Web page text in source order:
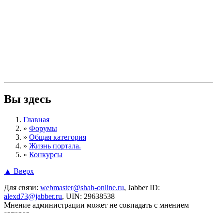
Вы здесь
Главная
» Форумы
» Общая категория
» Жизнь портала.
» Конкурсы
▲ Вверх
Для связи: webmaster@shah-online.ru, Jabber ID:
alexd73@jabber.ru, UIN: 29638538
Мнение администрации может не совпадать с мнением